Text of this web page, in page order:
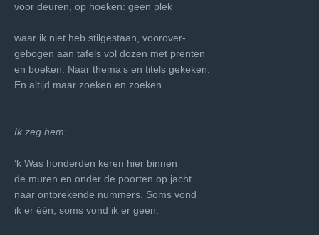
voor deuren, op hoeken: geen plek
waar ik niet heb stilgestaan, voorover-
gebogen aan tafels vol dozen met prenten
en boeken. Naar thema’s en titels gekeken.
En altijd maar zoeken en zoeken.
Ik zeg hem:
‘k Was honderden keren hier binnen
de muren en onder de poorten op jacht
naar ontbrekende nummers. Soms vond
ik er één, soms vond ik er geen.